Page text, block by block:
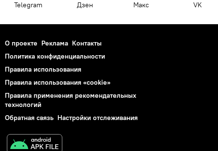
Telegram Дзен Макс VK
О проекте Реклама Контакты
Политика конфиденциальности
Правила использования
Правила использования «cookie»
Правила применения рекомендательных
технологий
Обратная связь Настройки отслеживания